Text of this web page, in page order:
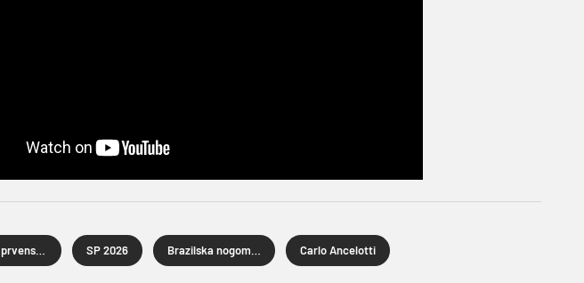
Svjetsko prvenstvo u nogometu SP 2026 Brazilska nogometna reprezentacija Carlo Ancelotti